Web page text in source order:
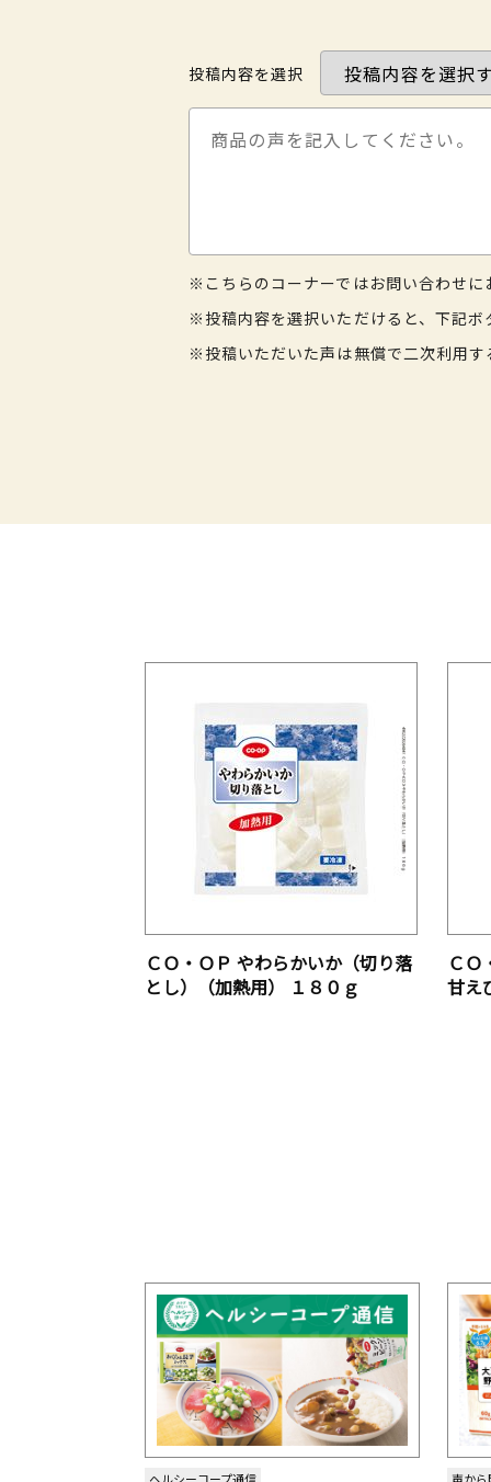
投稿内容を選択
※こちらのコーナーではお問い合わせに
※投稿内容を選択いただけると、下記ボ
※投稿いただいた声は無償で二次利用す
ＣＯ・ＯＰ やわらかいか（切り落
とし）（加熱用） １８０ｇ
ＣＯ
甘え